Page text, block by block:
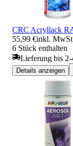
CRC Acryllack
55,99 €inkl.
6 Stück enthalten
Lieferung bis 2-
Details anzeigen